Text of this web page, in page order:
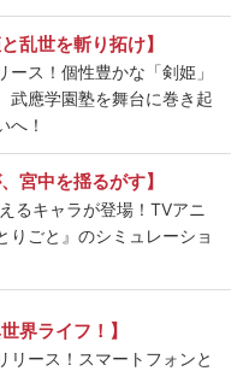
乱世を斬り拓け】
ース！個性豊かな「剣姫」
武應学園塾を舞台に巻き起
へ！
宮中を揺るがす】
るキャラが登場！TVアニ
りごと』のシミュレーショ
界ライフ！】
リース！スマートフォンと